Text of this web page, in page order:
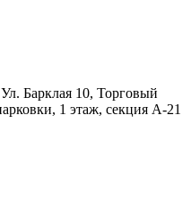
Барклая 10, Торговый
1 этаж, секция А-21